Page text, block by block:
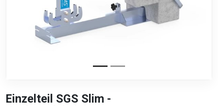
Einzelteil SGS Slim -